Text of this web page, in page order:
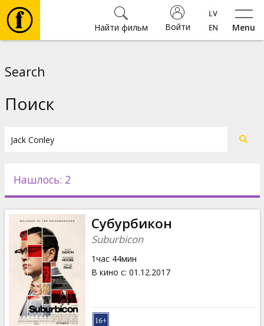
Menu
Войти
Найти фильм
Новости
Подарки
Кинозакуски
B2B
Search
Поиск
Нашлось: 2
Субурбикон
Suburbicon
1час 44мин
В кино с: 01.12.2017